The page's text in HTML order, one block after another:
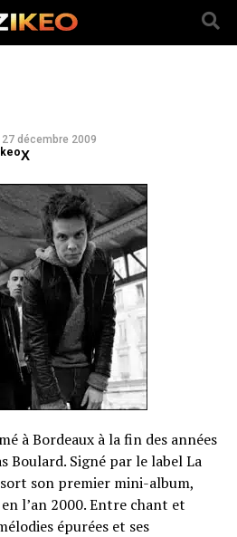
décembre 2009
à Bordeaux à la fin des années
Boulard. Signé par le label La
son premier mini-album,
l’an 2000. Entre chant et
épurées et ses